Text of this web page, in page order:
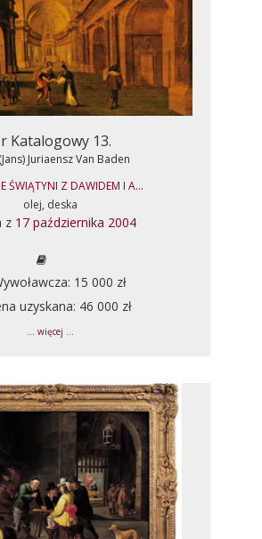
Katalogowy 13.
Juriaensz Van Baden
ŚWIĄTYNI Z DAWIDEM I A...
olej, deska
z 17 października 2004
15 000 zł
uzyskana: 46 000 zł
... więcej ...